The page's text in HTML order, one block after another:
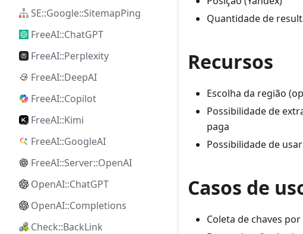
SE::Google::SitemapPing
FreeAI::ChatGPT
FreeAI::Perplexity
FreeAI::DeepAI
FreeAI::Copilot
FreeAI::Kimi
FreeAI::GoogleAI
FreeAI::Server::OpenAI
OpenAI::ChatGPT
OpenAI::Completions
Check::BackLink
Quantidade de
Recursos
Escolha da região
Possibilidade de
paga
Possibilidade de
Casos de
Coleta de chaves